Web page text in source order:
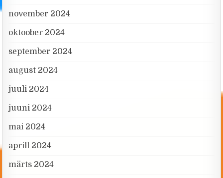
november 2024
oktoober 2024
september 2024
august 2024
juuli 2024
juuni 2024
mai 2024
aprill 2024
märts 2024